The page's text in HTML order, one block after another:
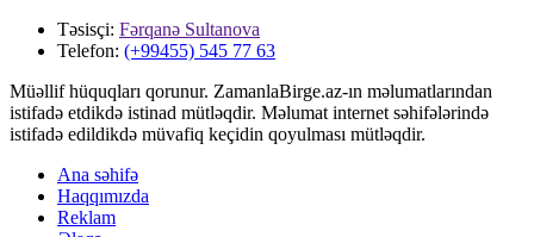
Təsisçi: Fərqanə Sultanova
Telefon: (+99455) 545 77 63
Müəllif hüquqları qorunur. ZamanlaBirge.az-ın məlumatlarından
istifadə etdikdə istinad mütləqdir. Məlumat internet səhifələrində
istifadə edildikdə müvafiq keçidin qoyulması mütləqdir.
Ana səhifə
Haqqımızda
Reklam